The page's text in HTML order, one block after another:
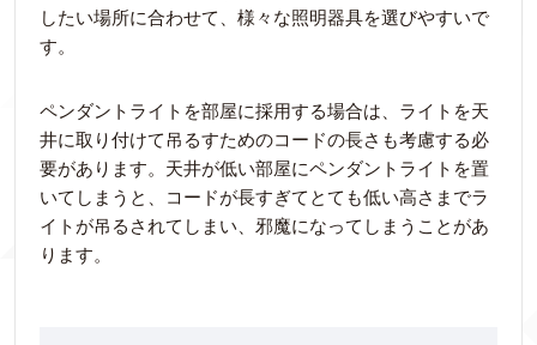
したい場所に合わせて、様々な照明器具を選びやすいで
す。
ペンダントライトを部屋に採用する場合は、ライトを天
井に取り付けて吊るすためのコードの長さも考慮する必
要があります。天井が低い部屋にペンダントライトを置
いてしまうと、コードが長すぎてとても低い高さまでラ
イトが吊るされてしまい、邪魔になってしまうことがあ
ります。